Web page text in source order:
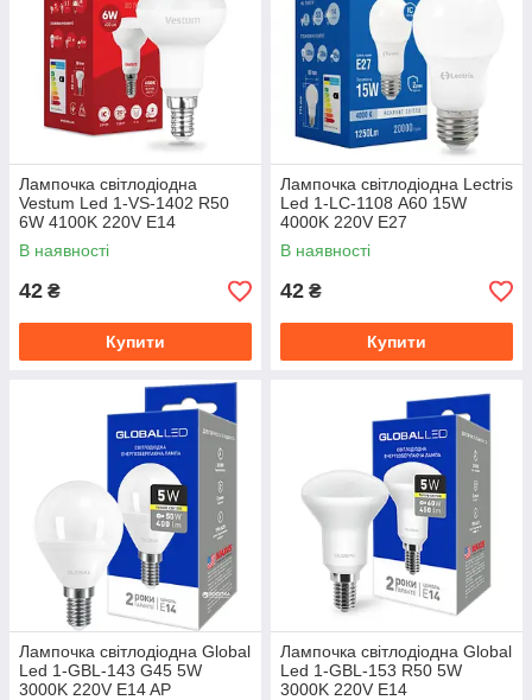
Лампочка світлодіодна
Vestum Led 1-VS-1402 R50
6W 4100K 220V E14
В наявності
42 ₴
Купити
Лампочка світлодіодна Lectris
Led 1-LC-1108 А60 15W
4000K 220V E27
В наявності
42 ₴
Купити
Лампочка світлодіодна Global
Led 1-GBL-143 G45 5W
3000K 220V E14 AP
Лампочка світлодіодна Global
Led 1-GBL-153 R50 5W
3000K 220V E14